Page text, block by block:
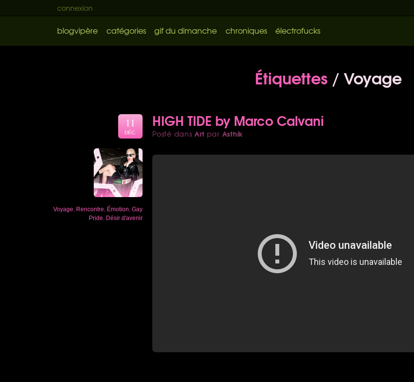
connexion
blogvipère catégories gif du dimanche chroniques électrofucks
Étiquettes/ Voyage
HIGH TIDE by Marco Calvani
Posté dansArt par Asthik
11
DÉC.
Voyage Rencontre Émotion Gay
Pride Désir d'avenir